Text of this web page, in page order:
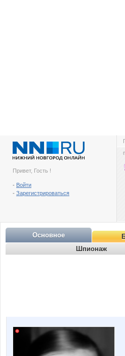
Привет, Гость !
- Войти
- Зарегистрироваться
Основное
Шпионаж